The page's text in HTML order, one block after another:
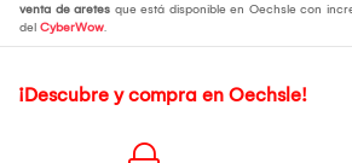
venta de aretes que está disponible en Oechsle con
del CyberWow.
¡Descubre y compra en Oechsle!